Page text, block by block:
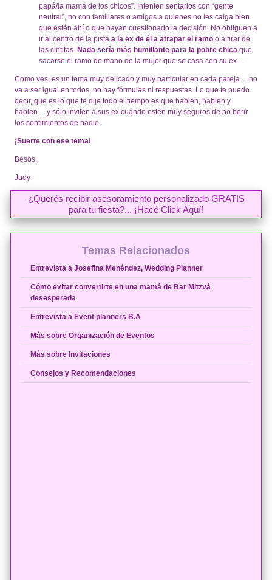
papá/la mamá de los chicos”. Intenten sentarlos con “gente
neutral”, no con familiares o amigos a quienes no les caiga bien
que estén ahí o que hayan cuestionado la decisión. No obliguen a
ir al centro de la pista a la ex de él a atrapar el ramo o a tirar de
las cintitas. Nada sería más humillante para la pobre chica que
sacarse el ramo de mano de la mujer que se casa con su ex…
Como ves, es un tema muy delicado y muy particular en cada pareja… no
va a ser igual en todos, no hay fórmulas ni respuestas. Lo que te puedo
decir, que es lo que te dije todo el tiempo es que hablen, hablen y
hablen… y sólo inviten a sus ex cuando estén muy seguros de no herir
los sentimientos de nadie.
¡Suerte con ese tema!
Besos,
Judy
¿Querés recibir asesoramiento personalizado GRATIS
para tu fiesta?... ¡Hacé Click Aquí!
Temas Relacionados
Entrevista a Josefina Menéndez, Wedding Planner
Cómo evitar convertirte en una mamá de Bar Mitzvá
desesperada
Entrevista a Event planners B.A
Más sobre Organización de Eventos
Más sobre Invitaciones
Consejos y Recomendaciones